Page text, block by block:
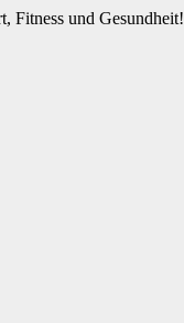
Fitness und Gesundheit!